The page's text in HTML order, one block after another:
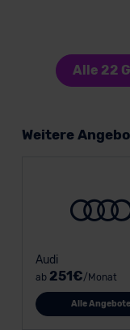
Alle 22
Weitere
Audi
ab 251€/Monat
Alle Angebote